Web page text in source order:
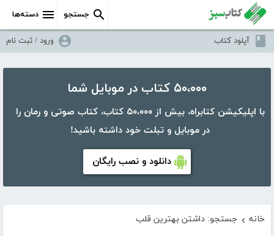
دسته‌ها جستجو
آپلود کتاب ورود / ثبت نام
۵۰،۰۰۰ کتاب در موبایل شما
با اپلیکیشن کتابراه، بیش از ۵۰،۰۰۰ کتاب، کتاب صوتی و رمان را
در موبایل و تبلت خود داشته باشید!
دانلود و نصب رایگان
خانه › جستجو: داشتن بهترین قلب